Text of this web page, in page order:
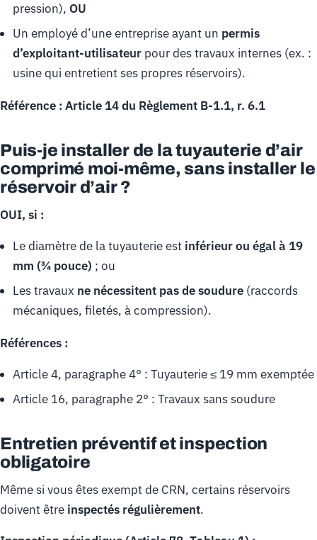
pression), OU
Un employé d’une entreprise ayant un permis
d’exploitant-utilisateurpour des travaux internes (ex. :
usine qui entretient ses propres réservoirs).
Référence : Article 14 du Règlement B-1.1, r. 6.1
Puis-je installer de la tuyauterie d’air
comprimé moi-même, sans installer le
réservoir d’air ?
OUI, si :
Le diamètre de la tuyauterie est inférieur ou égal à 19
mm (¾ pouce) ; ou
Les travaux ne nécessitent pas de soudure(raccords
mécaniques, filetés, à compression).
Références :
Article 4, paragraphe 4° : Tuyauterie ≤ 19 mm exemptée
Article 16, paragraphe 2° : Travaux sans soudure
Entretien préventif et inspection
obligatoire
Même si vous êtes exempt de CRN, certains réservoirs
doivent être inspectés régulièrement.